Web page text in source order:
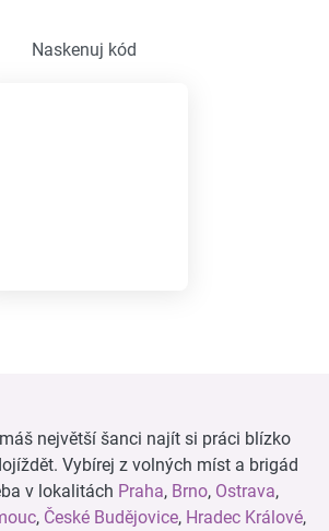
Naskenuj kód
největší šanci najít si práci blízko
Vybírej z volných míst a brigád
v lokalitách Praha, Brno, Ostrava,
, České Budějovice, Hradec Králové,